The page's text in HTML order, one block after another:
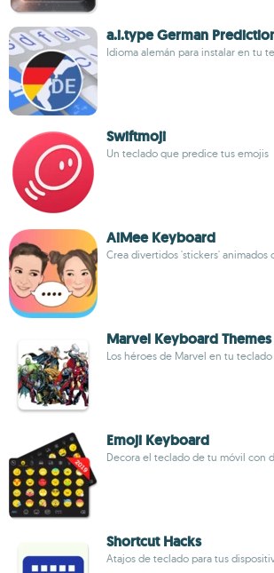
a.i.type German
Idioma alemán para instalar en tu
Swiftmoji
Un teclado que predice tus emojis
AiMee Keyboard
Crea divertidos 'stickers' animados
Marvel Keyboard Themes
Los héroes de Marvel en tu teclado
Emoji Keyboard
Decora el teclado de tu móvil con
Shortcut Hacks
Atajos de teclado para tus